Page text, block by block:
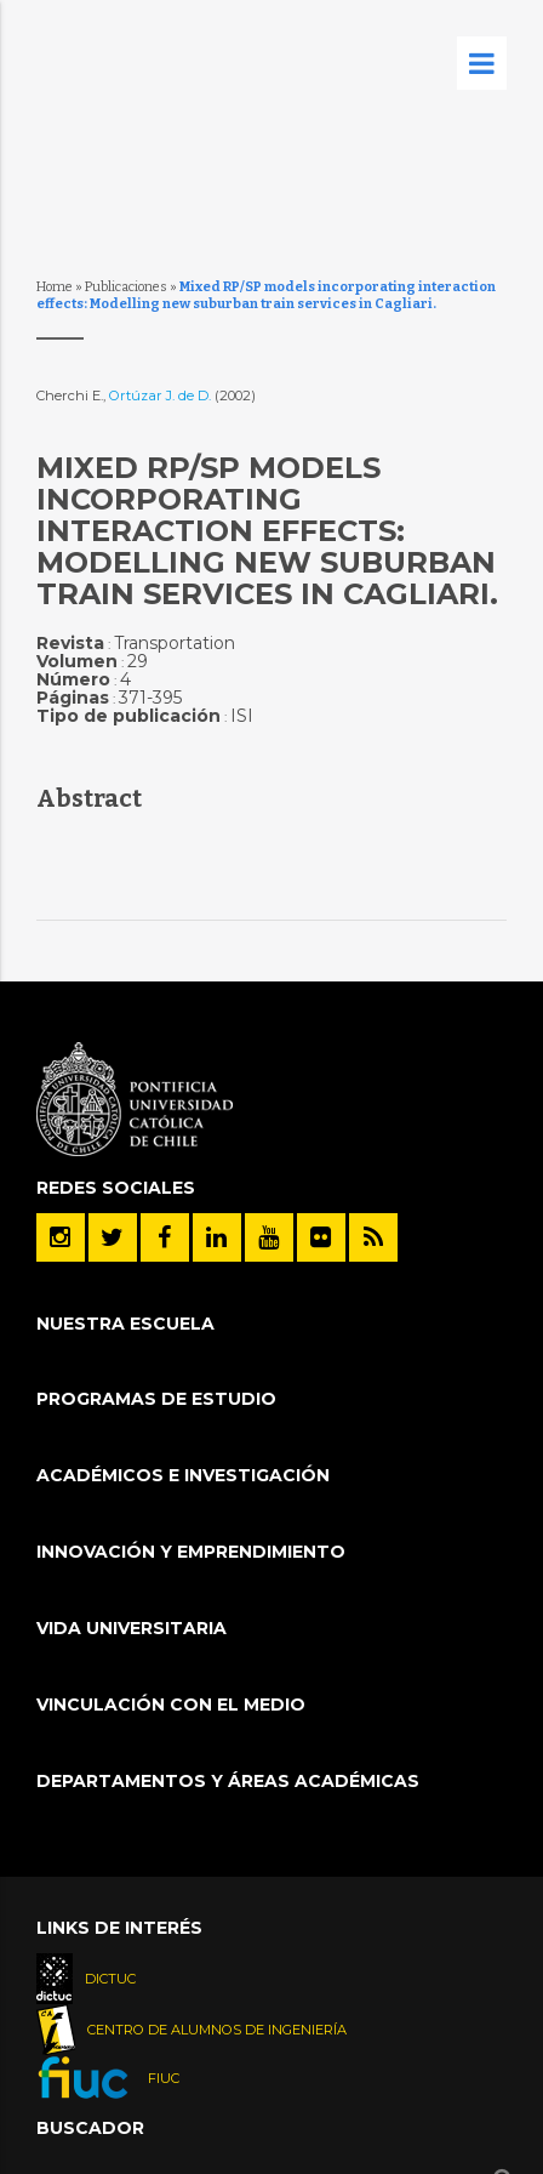
Home » Publicaciones » Mixed RP/SP models incorporating interaction
effects: Modelling new suburban train services in Cagliari.
Cherchi E., Ortúzar J. de D. (2002)
MIXED RP/SP MODELS
INCORPORATING
INTERACTION EFFECTS:
MODELLING NEW SUBURBAN
TRAIN SERVICES IN CAGLIARI.
Revista: Transportation
Volumen : 29
Número: 4
Páginas: 371-395
Tipo de publicación : ISI
Abstract
REDES SOCIALES
NUESTRA ESCUELA
PROGRAMAS DE ESTUDIO
ACADÉMICOS E INVESTIGACIÓN
INNOVACIÓN Y EMPRENDIMIENTO
VIDA UNIVERSITARIA
VINCULACIÓN CON EL MEDIO
DEPARTAMENTOS Y ÁREAS ACADÉMICAS
LINKS DE INTERÉS
DICTUC
CENTRO DE ALUMNOS DE INGENIERÍA
FIUC
BUSCADOR